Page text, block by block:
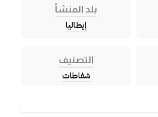
بلد المنشأ
إيطاليا
التصنيف
شفاطات